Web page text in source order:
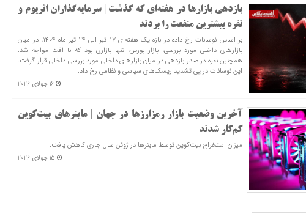
بازدهی بازار‌ها در هفته‌ای که گذشت | سرمایه‌گذاران اتریوم و
نقره بیشترین منفعت را بردند
بر اساس نوسانات رخ داده در بازه یک هفته‌ای ۱۷ تیر الی ۲۴ تیر ماه ۱۴۰۴، در میان
بازار‌های داخلی مورد بررسی، بازار بورس، تنها بازاری بود که با افت مواجه شد.
همچنین نقره در صدر بازدهی در میان بازار‌های داخلی مورد بررسی داخلی قرار گرفت.
این نوسانات در پی تشدید ریسک‌های سیاسی و نظامی رخ داد.
16 جولای 2026
آخرین وضعیت بازار رمزارزها در جهان | ماینرهای بیت‌کوین
کم‌کار شدند
میزان استخراج بیت‌کوین توسط ماینرها در ژوئن سال جاری کاهش یافت.
15 جولای 2026